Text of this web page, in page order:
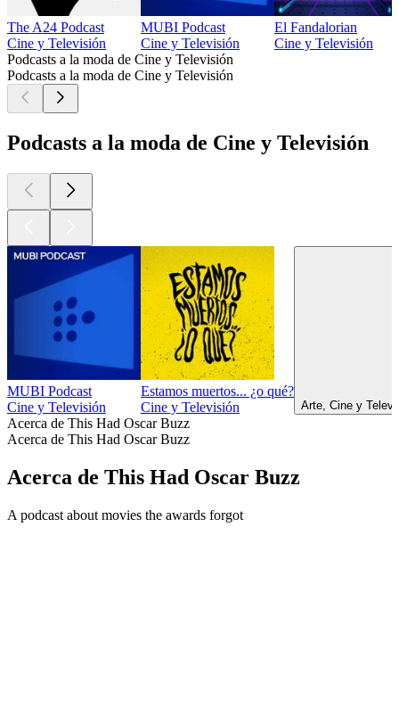
The A24 Podcast
Cine y Televisión
MUBI Podcast
Cine y Televisión
El Fandalorian
Cine y Televisión
Podcasts a la moda de Cine y Televisión
Podcasts a la moda de Cine y Televisión
Podcasts a la moda de Cine y Televisión
MUBI Podcast
Cine y Televisión
Estamos muertos... ¿o qué?
Cine y Televisión
Arte, Cine y
Acerca de This Had Oscar Buzz
Acerca de This Had Oscar Buzz
Acerca de This Had Oscar Buzz
A podcast about movies the awards forgot